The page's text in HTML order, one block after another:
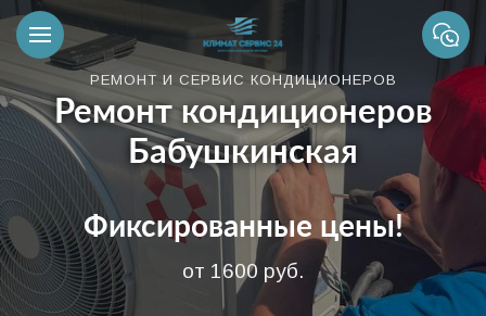
РЕМОНТ И СЕРВИС КОНДИЦИОНЕРОВ
Ремонт кондиционеров
Бабушкинская
Фиксированные цены!
от 1600 руб.